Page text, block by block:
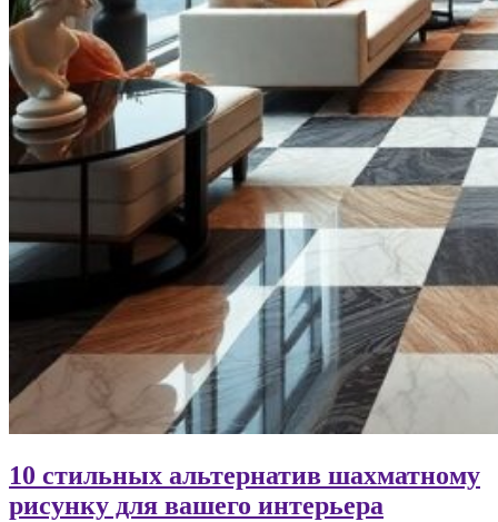
10 стильных альтернатив шахматному
рисунку для вашего интерьера